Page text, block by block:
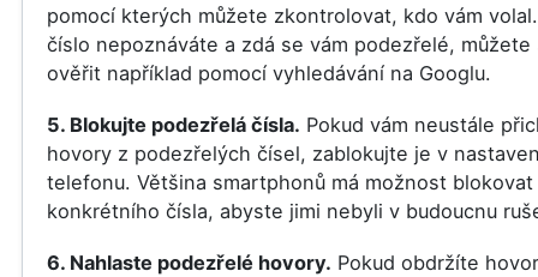
pomocí kterých můžete zkontrolovat, kdo vám
číslo nepoznáváte a zdá se vám podezřelé, můžete
ověřit například pomocí vyhledávání na Googlu.
5. Blokujte podezřelá čísla. Pokud vám neustále
hovory z podezřelých čísel, zablokujte je v
telefonu. Většina smartphonů má možnost
konkrétního čísla, abyste jimi nebyli v budoucnu
6. Nahlaste podezřelé hovory. Pokud obdržíte